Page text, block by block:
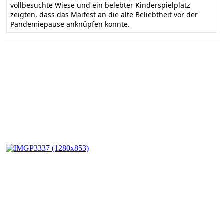
vollbesuchte Wiese und ein belebter Kinderspielplatz
zeigten, dass das Maifest an die alte Beliebtheit vor der
Pandemiepause anknüpfen konnte.